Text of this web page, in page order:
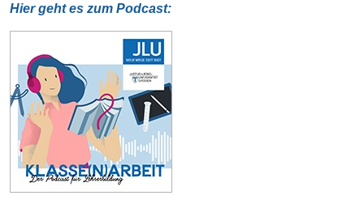
Hier geht es zum Podcast: